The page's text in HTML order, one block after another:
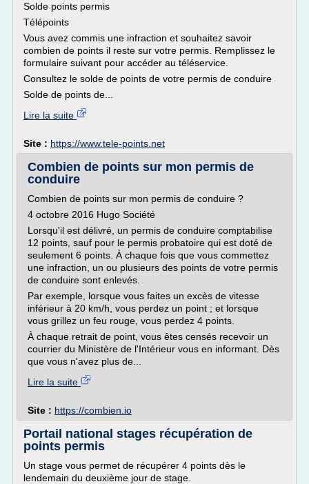
Solde points permis
Télépoints
Vous avez commis une infraction et souhaitez savoir
combien de points il reste sur votre permis. Remplissez le
formulaire suivant pour accéder au téléservice.
Consultez le solde de points de votre permis de conduire
Solde de points de...
Lire la suite
Site : https://www.tele-points.net
Combien de points sur mon permis de
conduire
Combien de points sur mon permis de conduire ?
4 octobre 2016 Hugo Société
Lorsqu'il est délivré, un permis de conduire comptabilise
12 points, sauf pour le permis probatoire qui est doté de
seulement 6 points. À chaque fois que vous commettez
une infraction, un ou plusieurs des points de votre permis
de conduire sont enlevés.
Par exemple, lorsque vous faites un excès de vitesse
inférieur à 20 km/h, vous perdez un point ; et lorsque
vous grillez un feu rouge, vous perdez 4 points.
À chaque retrait de point, vous êtes censés recevoir un
courrier du Ministère de l'Intérieur vous en informant. Dès
que vous n'avez plus de...
Lire la suite
Site : https://combien.io
Portail national stages récupération de
points permis
Un stage vous permet de récupérer 4 points dès le
lendemain du deuxième jour de stage.